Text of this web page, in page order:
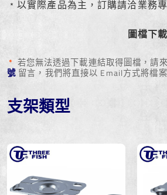
﹡以實際產品為主，訂購請洽業務
圖檔下載
* 若您無法透過下載連結取得圖檔，請
號 留言，我們將直接以 Email方式將檔
支架類型